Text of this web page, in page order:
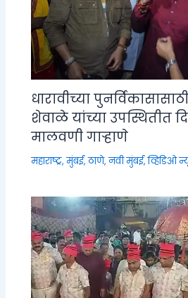
धारावीच्या
शेवाळे यांच्या उपस्थितीत
मालवणी गाऱ्हाणे
महाराष्ट्र,मुंबई, ठाणे, नवी मुंबई,व्हिडिओ